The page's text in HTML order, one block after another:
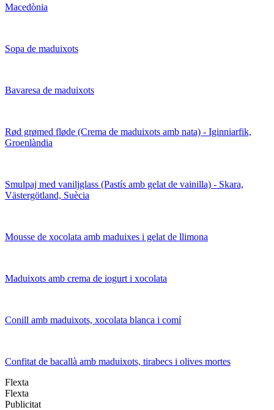
Macedònia
Sopa de maduixots
Bavaresa de maduixots
Rød grømed fløde (Crema de maduixots amb nata) - Iginniarfik,
Groenlàndia
Smulpaj med vaniljglass (Pastís amb gelat de vainilla) - Skara,
Västergötland, Suècia
Mousse de xocolata amb maduixes i gelat de llimona
Maduixots amb crema de iogurt i xocolata
Conill amb maduixots, xocolata blanca i comí
Confitat de bacallà amb maduixots, tirabecs i olives mortes
Flexta
Flexta
Publicitat